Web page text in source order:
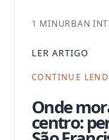
1 MINURBAN
LER ARTIGO
CONTINUE
Onde
centro: